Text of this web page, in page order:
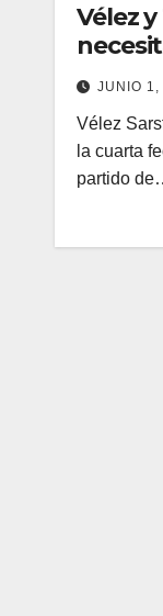
Vélez
JUNIO 1,
Vélez
la cuarta
partido